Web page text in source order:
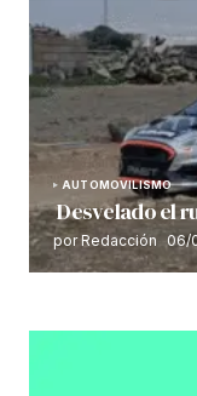
AUTOMOVILISMO
Desvelado el
por Redacción 06/